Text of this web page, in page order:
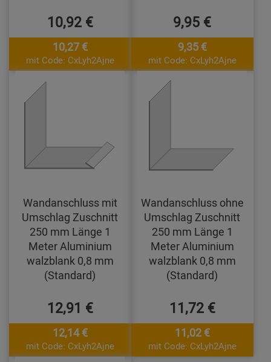
10,92 €
10,27 €
mit Code: CxLyh2Ajne
9,95 €
9,35 €
mit Code: CxLyh2Ajne
Wandanschluss mit
Umschlag Zuschnitt
250 mm Länge 1
Meter Aluminium
walzblank 0,8 mm
(Standard)
12,91 €
12,14 €
mit Code: CxLyh2Ajne
Wandanschluss ohne
Umschlag Zuschnitt
250 mm Länge 1
Meter Aluminium
walzblank 0,8 mm
(Standard)
11,72 €
11,02 €
mit Code: CxLyh2Ajne